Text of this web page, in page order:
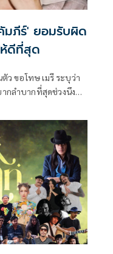
มภีร์' ยอมรับผิด
ดีที่สุด
กลำบากที่สุดช่วงนึง